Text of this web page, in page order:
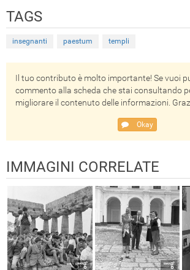
TAGS
insegnanti paestum templi
Il tuo contributo è molto importante! Se vuoi
commento alla scheda che stai consultando
migliorare il contenuto delle informazioni.
Okay
IMMAGINI CORRELATE